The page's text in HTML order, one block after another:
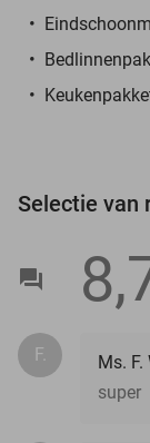
Selectie van
F.
Ms. F.
super